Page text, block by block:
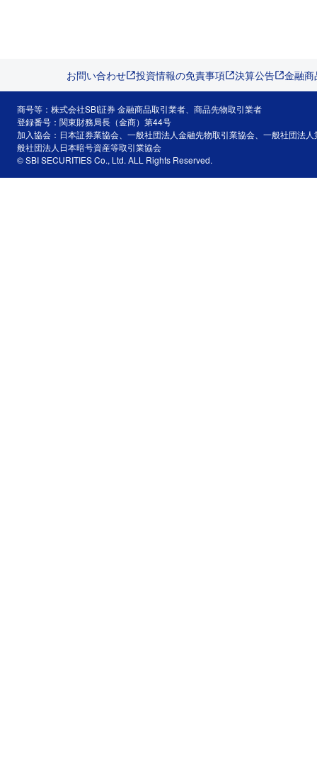
お問い合わせ 投資情報の免責事項 決算公告 金融
商号等：株式会社SBI証券 金融商品取引業者、商品先物取引業者
登録番号：関東財務局長（金商）第44号
加入協会：日本証券業協会、一般社団法人金融先物取引業協会、一般社団法
般社団法人日本暗号資産等取引業協会
© SBI SECURITIES Co., Ltd. ALL Rights Reserved.